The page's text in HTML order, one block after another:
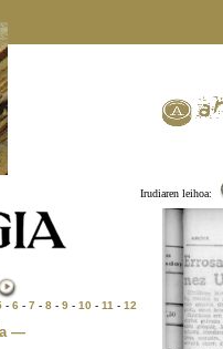
Irudiaren leihoa:
- 6 - 7 - 8- 9- 10 - 11 - 12
—